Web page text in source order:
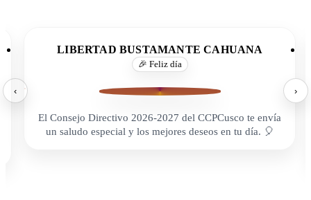
‹
LIBERTAD BUSTAMANTE CAHUANA
🎉 Feliz día
El Consejo Directivo 2026-2027 del CCPCusco te envía
un saludo especial y los mejores deseos en tu día. 🎈
›